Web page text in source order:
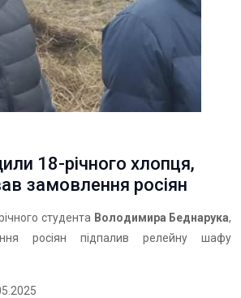
18-річного хлопця,
замовлення росіян
студента Володимира Беднарука,
росіян підпалив релейну шафу